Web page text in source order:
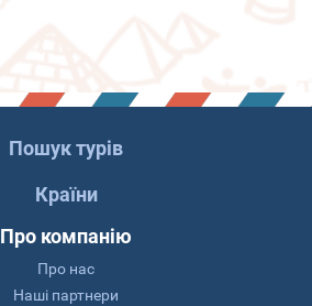
Пошук турів
Країни
Про компанію
Про нас
Наші партнери